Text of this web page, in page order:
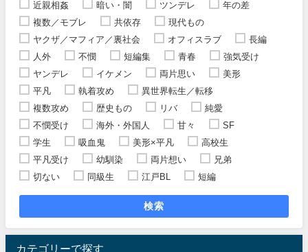
近親相姦
暗い・闇 ツンデレ
年の差
複数／モブレ
共依存
現代もの
ヤクザ／マフィア／裏社会
オフィスラブ
長編
人外
不憫 短編集 青春
強気受け
ヤンデレ
イケメン 両片思い
美形
平凡
執着攻め
異世界転生／転移
複数攻め
歴史もの リバ
純愛
不憫受け
海外・外国人 甘々
SF
学生
吸血鬼 美形×平凡
高校生
平凡受け
幼馴染 両片想い
兄弟
切ない
同級生 江戸BL 短編
検索
カテゴリーで探す